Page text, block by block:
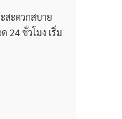
ะดวกสบาย
24 ชั่วโมง เริ่ม